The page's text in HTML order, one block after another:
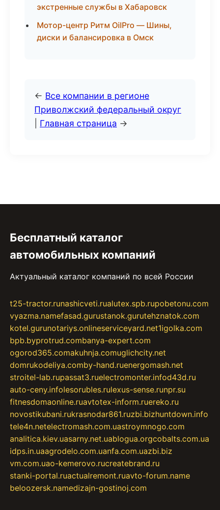
экстренные службы в Хабаровск
Мотор-центр Ритм OilPro — Шины,
диски и балансировка в Омск
← Все компании в регионе
Приволжский федеральный округ
Главная страница →
Бесплатный каталог
автомобильных компаний
Актуальный каталог компаний по всей России
t25-tractor.runashicveti.rualutex.spb.rupobetonu.com
vyazma.namefasad.gurustanok.gurutehznatok.com
kotel.gurunotariys.onlineserviceyard.net1igolka.com
bpb.byprotrud.combanya-expert.com
ogorod365.comakuhnja.comuglichcity.net
domrukodeliya.comby-hand.ruenergomash.net
stroitel-lab.rupassat3.ruelectromonter.infod43d.ru
auto-ceny.infolesorubles.rulexus-sense.runpr.su
fitnesdomaonline.ruavtotex-inform.ruereko.ru
novostikubani.rukrasnodar861.ruzbi.bizhuntdown.info
tele4n.netelectromash.com.uastroymnogo.com
analitica.kiev.uasarny.net.uablogua.orgcobalts.com.ua
idps.in.uaagrodelo.com.uanfa.com.uazbi.biz
vm.com.uao-kemerovo.rucreatebrand.ru
stanki-portal.ruactualremont.ruavto-forum.name
beloozersk.namedizajn-gostinoj.com